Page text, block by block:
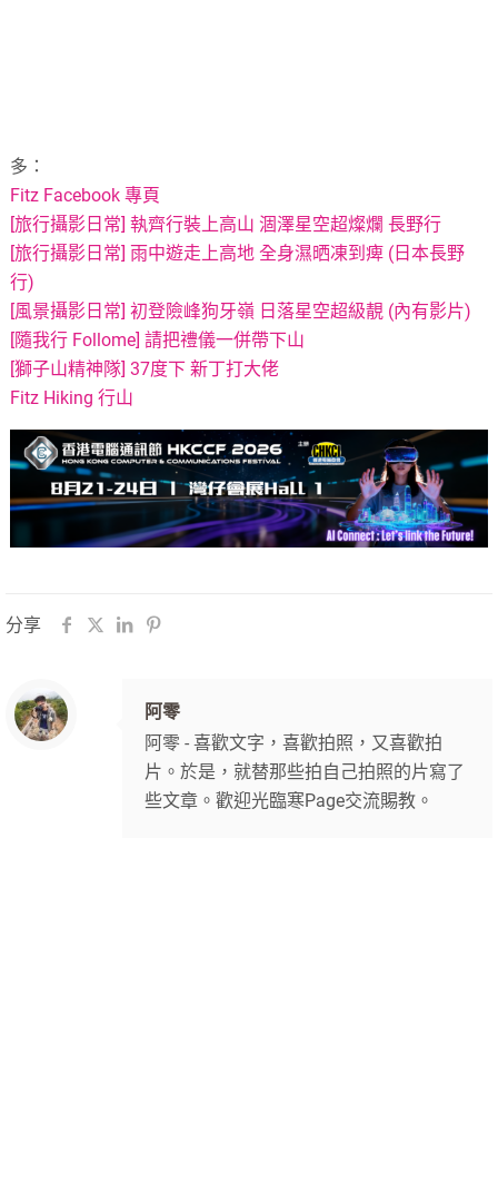
多：
Fitz Facebook 專頁
[旅行攝影日常] 執齊行裝上高山 涸澤星空超燦爛 長野行
[旅行攝影日常] 雨中遊走上高地 全身濕晒凍到痺 (日本長野
行)
[風景攝影日常] 初登險峰狗牙嶺 日落星空超級靚 (內有影片)
[隨我行 Follome] 請把禮儀一併帶下山
[獅子山精神隊] 37度下 新丁打大佬
Fitz Hiking 行山
分享
阿零
阿零 - 喜歡文字，喜歡拍照，又喜歡拍
片。於是，就替那些拍自己拍照的片寫了
些文章。歡迎光臨寒Page交流賜教。